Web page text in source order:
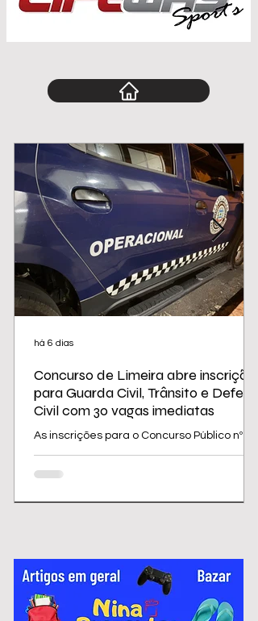
Concurso de Limeira abre inscrições
para Guarda Civil, Trânsito e Defesa
Civil com 30 vagas imediatas
As inscrições para o Concurso Público nº
02/2026 da Prefeitura de Limeira
começam nesta sexta-feira (31) e seguem
vagas imediatas, além de cadastro
variam de R$ 2.967,51 a R$ 3.306,26.
há 6 dias